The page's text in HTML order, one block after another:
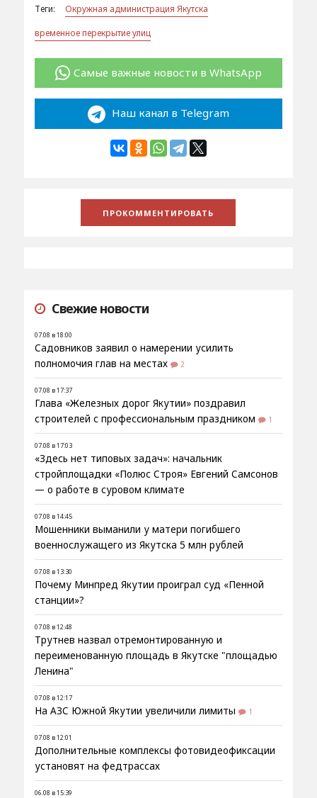
Теги:
Окружная администрация Якутска
временное перекрытие улиц
Самые важные новости в WhatsApp
Наш канал в Telegram
Свежие новости
07.08 в 18:00
Садовников заявил о намерении усилить
полномочия глав на местах
2
07.08 в 17:37
Глава «Железных дорог Якутии» поздравил
строителей с профессиональным праздником
1
07.08 в 17:03
«Здесь нет типовых задач»: начальник
стройплощадки «Полюс Строя» Евгений Самсонов
— о работе в суровом климате
07.08 в 14:45
Мошенники выманили у матери погибшего
военнослужащего из Якутска 5 млн рублей
07.08 в 13:30
Почему Минпред Якутии проиграл суд «Пенной
станции»?
07.08 в 12:48
Трутнев назвал отремонтированную и
переименованную площадь в Якутске "площадью
Ленина"
07.08 в 12:17
На АЗС Южной Якутии увеличили лимиты 1
07.08 в 12:01
Дополнительные комплексы фотовидеофиксации
установят на федтрассах
06.08 в 15:39